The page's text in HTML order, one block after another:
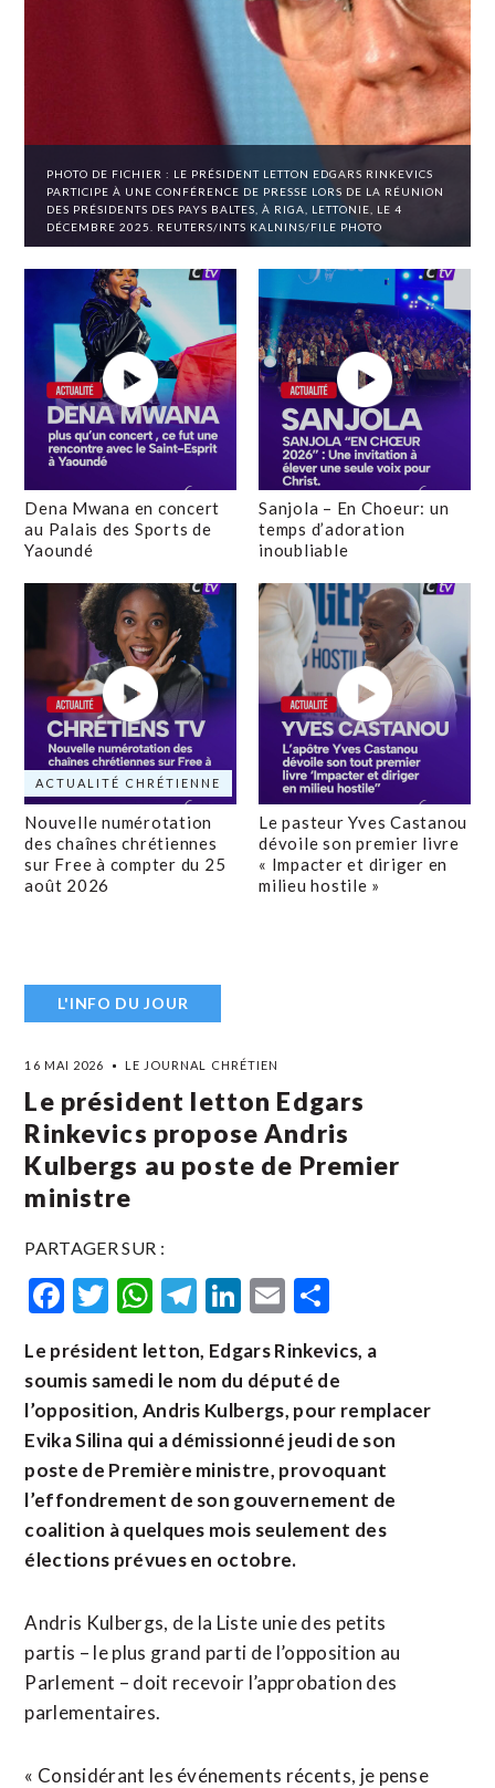
PHOTO DE FICHIER : LE PRÉSIDENT LETTON EDGARS RINKEVICS
PARTICIPE À UNE CONFÉRENCE DE PRESSE LORS DE LA RÉUNION
DES PRÉSIDENTS DES PAYS BALTES, À RIGA, LETTONIE, LE 4
DÉCEMBRE 2025. REUTERS/INTS KALNINS/FILE PHOTO
Dena Mwana en concert
au Palais des Sports de
Yaoundé
Sanjola – En Choeur: un
temps d’adoration
inoubliable
ACTUALITÉ CHRÉTIENNE
Nouvelle numérotation
des chaînes chrétiennes
sur Free à compter du 25
août 2026
Le pasteur Yves Castanou
dévoile son premier livre
« Impacter et diriger en
milieu hostile »
L'INFO DU JOUR
16 MAI 2026 LE JOURNAL CHRÉTIEN
Le président letton Edgars
Rinkevics propose Andris
Kulbergs au poste de Premier
ministre
PARTAGER SUR :
Facebook
Twitter
WhatsApp
Telegram
LinkedIn
Email
Le président letton, Edgars Rinkevics, a
soumis samedi le nom du député de
l’opposition, Andris Kulbergs, pour remplacer
Evika Silina qui a démissionné jeudi de son
poste de Première ministre, provoquant
l’effondrement de son gouvernement de
coalition à quelques mois seulement des
élections prévues en octobre.
Andris Kulbergs, de la Liste unie des petits
partis – le plus grand parti de l’opposition au
Parlement – doit recevoir l’approbation des
parlementaires.
« Considérant les événements récents, je pense